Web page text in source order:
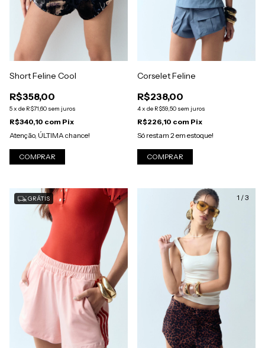
Short Feline Cool
R$358,00
5x de R$71,60 sem juros
R$340,10 com Pix
Atenção, ÚLTIMA chance!
COMPRAR
Corselet Feline
R$238,00
4x de R$59,50 sem juros
R$226,10 com Pix
Só restam 2em estoque!
COMPRAR
1/4
GRÁTIS 1 /3